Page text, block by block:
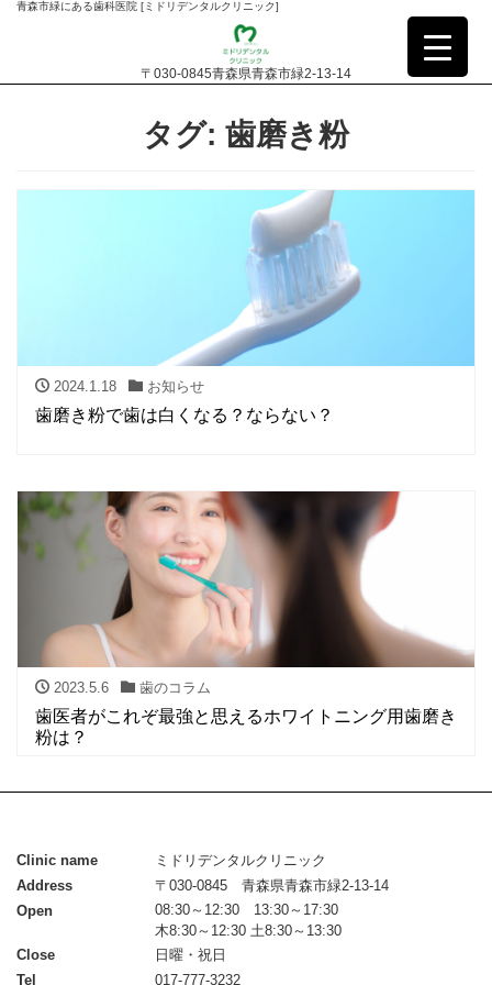
青森市緑にある歯科医院 [ミドリデンタルクリニック]
〒030-0845青森県青森市緑2-13-14
タグ: 歯磨き粉
2024.1.18 お知らせ
歯磨き粉で歯は白くなる？ならない？
2023.5.6 歯のコラム
歯医者がこれぞ最強と思えるホワイトニング用歯磨き
粉は？
Clinic name
ミドリデンタルクリニック
Address
〒030-0845 青森県青森市緑2-13-14
Open
08:30～12:30 13:30～17:30
木8:30～12:30 土8:30～13:30
Close
日曜・祝日
Tel
017-777-3232